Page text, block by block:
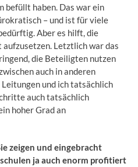
befüllt haben. Das war ein
– und ist für viele
Aber es hilft, die
Letztlich war das
die Beteiligten nutzen
auch in anderen
und ich tatsächlich
auch tatsächlich
hoher Grad an
zeigen und eingebracht
ja auch enorm profitiert